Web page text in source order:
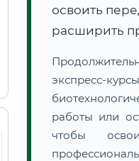
освоить
расширить
экспресс-
работы или
чтобы